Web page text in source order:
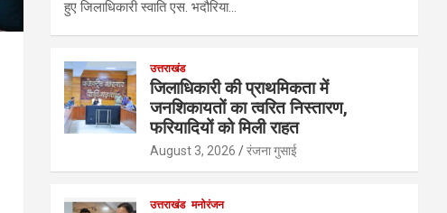
हुए जिलाधिकारी स्वाति एस. भदौरिया…
उत्तराखंड
जिलाधिकारी की प्राथमिकता में
जनशिकायतों का त्वरित निस्तारण,
फरियादियों को मिली राहत
August 3, 2026 रंजना गुसाई
उत्तराखंड मनोरंजन